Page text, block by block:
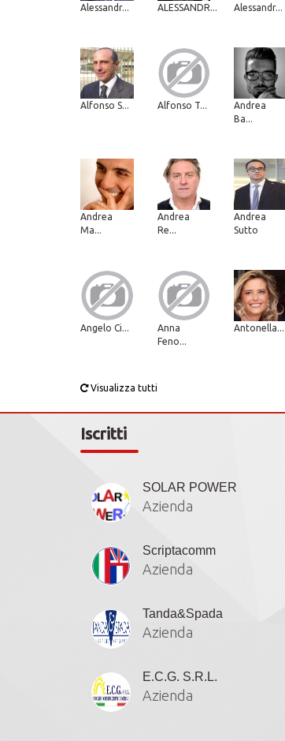
Alessandr... ALESSANDR... Alessandr...
Alfonso S... Alfonso T...
Andrea
Ba...
Andrea
Ma...
Andrea
Re...
Andrea
Sutto
Angelo Ci...
Anna
Feno...
Antonella...
Visualizza tutti
Iscritti
SOLAR POWER
Azienda
Scriptacomm
Azienda
Tanda&Spada
Azienda
E.C.G. S.R.L.
Azienda